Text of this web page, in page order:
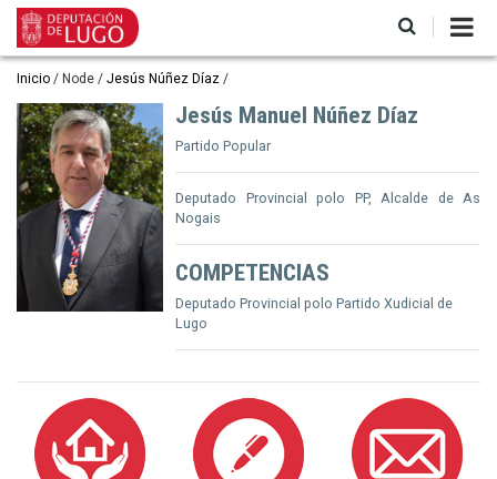
Pasar
contenido
principal
Ruta
de
navegación
Inicio Node Jesús Núñez Díaz
Jesús Manuel Núñez Díaz
Partido Popular
Deputado Provincial polo PP, Alcalde de As
Nogais
COMPETENCIAS
Deputado Provincial polo Partido Xudicial de
Lugo